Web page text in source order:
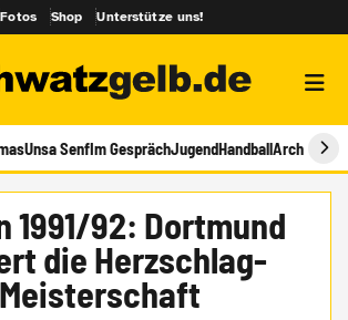
Fotos Shop Unterstütze uns!
Unsa SenfIm GesprächJugendHandballArchiv
1991/92: Dortmund
die Herzschlag-
Meisterschaft